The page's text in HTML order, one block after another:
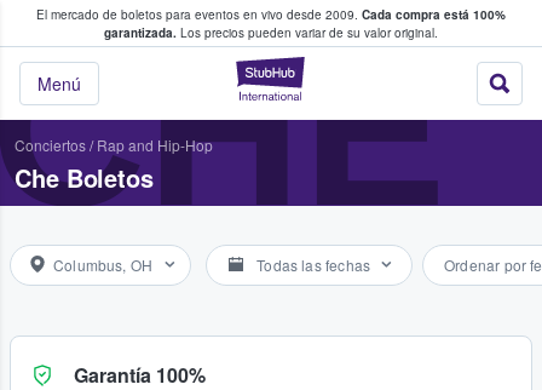
El mercado de boletos para eventos en vivo desde 2009. Cada compra está 100%
garantizada. Los precios pueden variar de su valor original.
StubHub: donde
Menú
fans compran y venden boletos
Conciertos/ Rap and Hip-Hop
Che Boletos
Columbus, OH Todas las fechas Ordenar por
Garantía 100%